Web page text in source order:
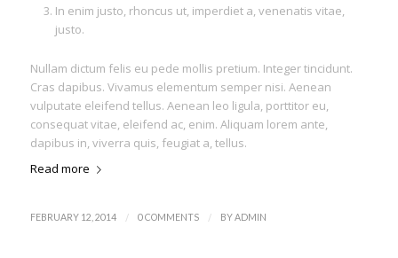
In enim justo, rhoncus ut, imperdiet a, venenatis vitae,
justo.
Nullam dictum felis eu pede mollis pretium. Integer tincidunt.
Cras dapibus. Vivamus elementum semper nisi. Aenean
vulputate eleifend tellus. Aenean leo ligula, porttitor eu,
consequat vitae, eleifend ac, enim. Aliquam lorem ante,
dapibus in, viverra quis, feugiat a, tellus.
Read more
FEBRUARY 12, 2014 / 0 COMMENTS / BYADMIN